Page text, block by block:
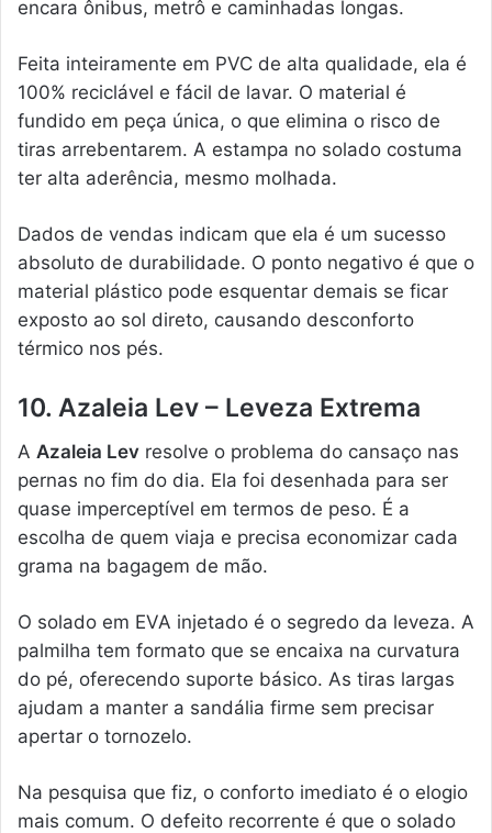
encara ônibus, metrô e caminhadas longas.
Feita inteiramente em PVC de alta qualidade, ela é
100% reciclável e fácil de lavar. O material é
fundido em peça única, o que elimina o risco de
tiras arrebentarem. A estampa no solado costuma
ter alta aderência, mesmo molhada.
Dados de vendas indicam que ela é um sucesso
absoluto de durabilidade. O ponto negativo é que o
material plástico pode esquentar demais se ficar
exposto ao sol direto, causando desconforto
térmico nos pés.
10. Azaleia Lev – Leveza Extrema
A Azaleia Lev resolve o problema do cansaço nas
pernas no fim do dia. Ela foi desenhada para ser
quase imperceptível em termos de peso. É a
escolha de quem viaja e precisa economizar cada
grama na bagagem de mão.
O solado em EVA injetado é o segredo da leveza. A
palmilha tem formato que se encaixa na curvatura
do pé, oferecendo suporte básico. As tiras largas
ajudam a manter a sandália firme sem precisar
apertar o tornozelo.
Na pesquisa que fiz, o conforto imediato é o elogio
mais comum. O defeito recorrente é que o solado